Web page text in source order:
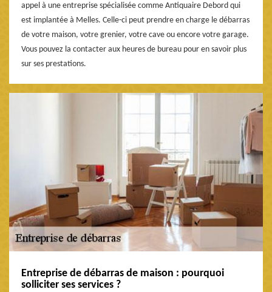
appel à une entreprise spécialisée comme Antiquaire Debord qui
est implantée à Melles. Celle-ci peut prendre en charge le débarras
de votre maison, votre grenier, votre cave ou encore votre garage.
Vous pouvez la contacter aux heures de bureau pour en savoir plus
sur ses prestations.
Entreprise de débarras de maison : pourquoi
solliciter ses services ?